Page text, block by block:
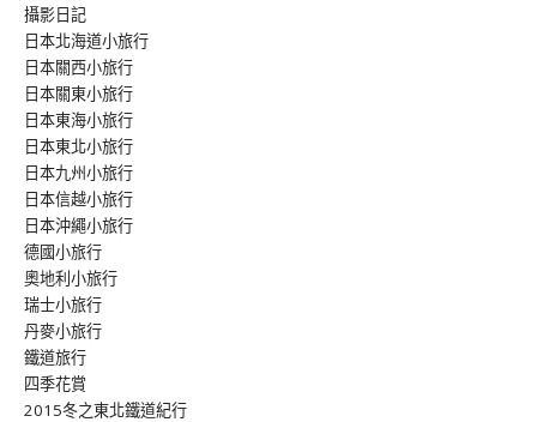
攝影日記
日本北海道小旅行
日本關西小旅行
日本關東小旅行
日本東海小旅行
日本東北小旅行
日本九州小旅行
日本信越小旅行
日本沖繩小旅行
德國小旅行
奧地利小旅行
瑞士小旅行
丹麥小旅行
鐵道旅行
四季花賞
2015冬之東北鐵道紀行